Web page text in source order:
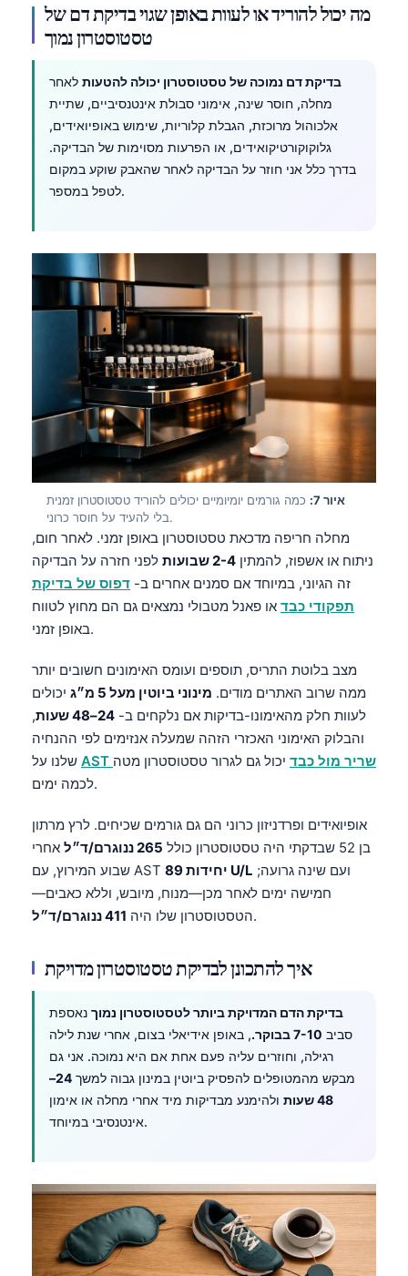
מה יכול להוריד או לעוות באופן שגוי בדיקת דם של
טסטוסטרון נמוך
בדיקת דם נמוכה של טסטוסטרון יכולה להטעות לאחר
מחלה, חוסר שינה, אימוני סבולת אינטנסיביים, שתיית
אלכוהול מרוכזת, הגבלת קלוריות, שימוש באופיואידים,
גלוקוקורטיקואידים, או הפרעות מסוימות של הבדיקה.
בדרך כלל אני חוזר על הבדיקה לאחר שהאבק שוקע במקום
לטפל במספר.
איור 7:
כמה גורמים יומיומיים יכולים להוריד טסטוסטרון זמנית
בלי להעיד על חוסר כרוני.
מחלה חריפה מדכאת טסטוסטרון באופן זמני. לאחר חום,
ניתוח או אשפוז, להמתין 2-4 שבועות
לפני חזרה על הבדיקה
זה הגיוני, במיוחד אם סמנים אחרים ב- דפוס של בדיקת
תפקודי כבד או פאנל מטבולי נמצאים גם הם מחוץ לטווח
באופן זמני.
מצב בלוטת התריס, תוספים ועומס האימונים חשובים יותר
ממה שרוב האתרים מודים. מינוני ביוטין מעל 5 מ״ג
יכולים
לעוות חלק מהאימונו-בדיקות אם נלקחים ב- 24–48 שעות
,
והבלוק האימוני האכזרי הזהה שמעלה אנזימים לפי ההנחיה
AST שריר מול כבד יכול גם לגרור טסטוסטרון מטה
לכמה ימים.
אופיואידים ופרדניזון כרוני הם גם גורמים שכיחים. לרץ מרתון
בן 52 שבדקתי היה טסטוסטרון כולל
265 ננוגרם/ד״ל
אחרי
שבוע המירוץ, עם AST
89 יחידות U/L
חמישה ימים לאחר מכן—מנוח, מיובש, וללא כאבים—
הטסטוסטרון שלו היה 411 ננוגרם/ד״ל .
איך להתכונן לבדיקת טסטוסטרון מדויקת
בדיקת הדם המדויקת ביותר לטסטוסטרון נמוך נאספת
סביב 7-10 בבוקר.
, באופן אידיאלי בצום, אחרי שנת לילה
רגילה, וחוזרים עליה פעם אחת אם היא נמוכה. אני גם
מבקש מהמטופלים להפסיק ביוטין במינון גבוה למשך
24–
48 שעות
ולהימנע מבדיקות מיד אחרי מחלה או אימון
אינטנסיבי במיוחד.
Eesti
日本語
Čeština
Lietuvių kalba
Polski
Slovenščina
বাংলা
اردو
मराठी
తెలుగు
ગુજરાતી
ಕನ್ನಡ
മലയാളം
Bahasa Melayu
Tagalog
ไทย
ဗမာစာ
ភាសាខ្មែរ
Kiswahili
አማርኛ
Українська
O‘zbekcha
Català
Қазақ тілі
Suomi
Hrvatski
Slovenčina
سنڌي
සිංහල
অসমীয়া
Galego
Latviešu valoda
Македонски јазик